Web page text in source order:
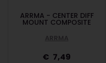
ARRMA - CENTER DIFF
MOUNT COMPOSITE
ARRMA
7,49